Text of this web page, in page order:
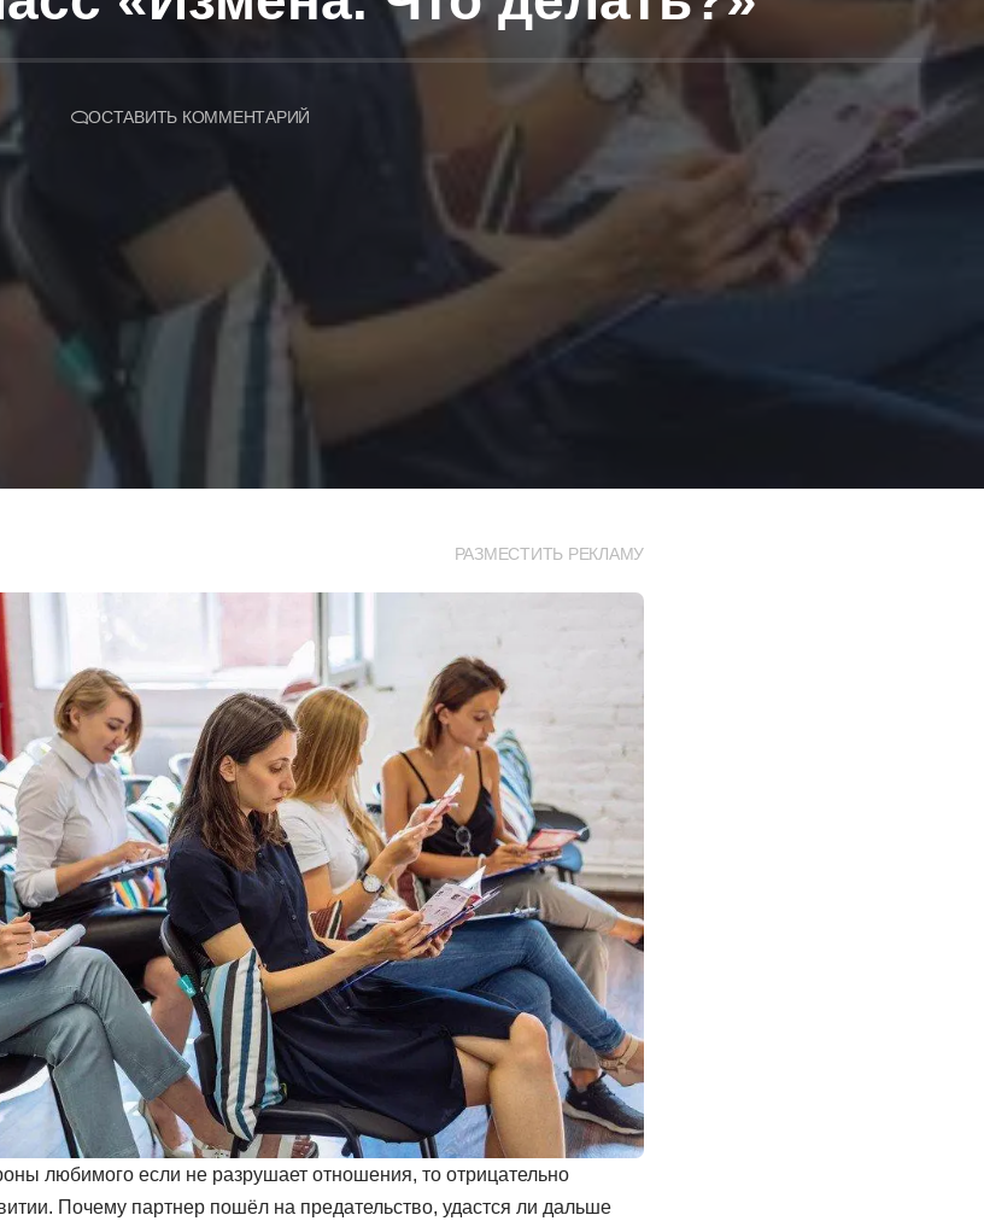
ОСТАВИТЬ КОММЕНТАРИЙ
РАЗМЕСТИТЬ РЕКЛАМУ
любимого если не разрушает отношения, то отрицательно
Почему партнер пошёл на предательство, удастся ли дальше